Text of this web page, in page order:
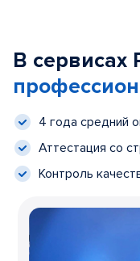
В сервисах
4 года средний
Аттестация со
Контроль